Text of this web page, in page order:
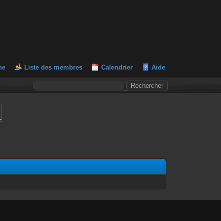
Liste des membres Calendrier Aide